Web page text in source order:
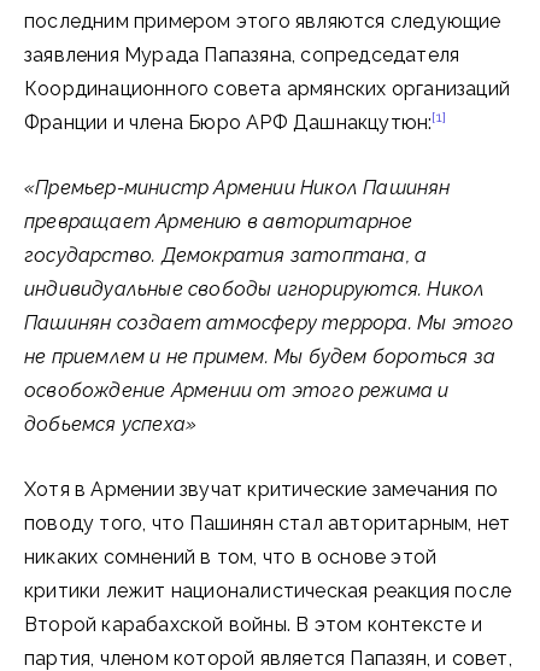
последним примером этого являются следующие
заявления Мурада Папазяна, сопредседателя
Координационного совета армянских организаций
Франции и члена Бюро АРФ Дашнакцутюн:[1]
«Премьер-министр Армении Никол Пашинян
превращает Армению в авторитарное
государство. Демократия затоптана, а
индивидуальные свободы игнорируются. Никол
Пашинян создает атмосферу террора. Мы этого
не приемлем и не примем. Мы будем бороться за
освобождение Армении от этого режима и
добьемся успеха»
Хотя в Армении звучат критические замечания по
поводу того, что Пашинян стал авторитарным, нет
никаких сомнений в том, что в основе этой
критики лежит националистическая реакция после
Второй карабахской войны. В этом контексте и
партия, членом которой является Папазян, и совет,